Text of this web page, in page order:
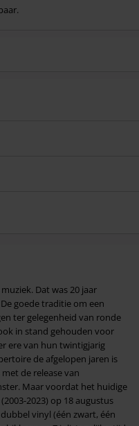
Dat was 20 jaar
goede traditie om een
ter gelegenheid van ronde
in stand gehouden voor
ere van hun twintigjarig
de afgelopen jaren is
de release van
Maar voordat het huidige
2023) op 18 augustus
vinyl (één zwart, één